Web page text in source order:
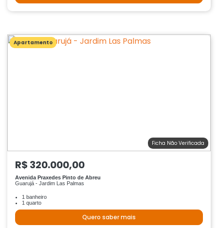
Apartamento
Ficha Não Verificada
R$ 320.000,00
Avenida Praxedes Pinto de Abreu
Guarujá - Jardim Las Palmas
1 banheiro
1 quarto
Quero saber mais